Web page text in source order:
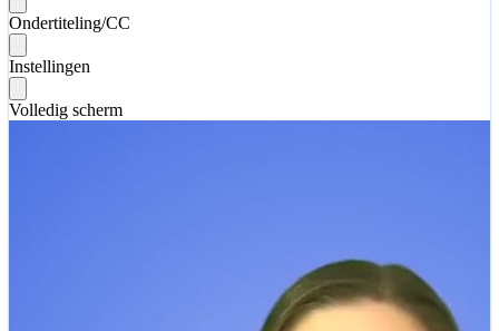
Ondertiteling/CC
Instellingen
Volledig scherm